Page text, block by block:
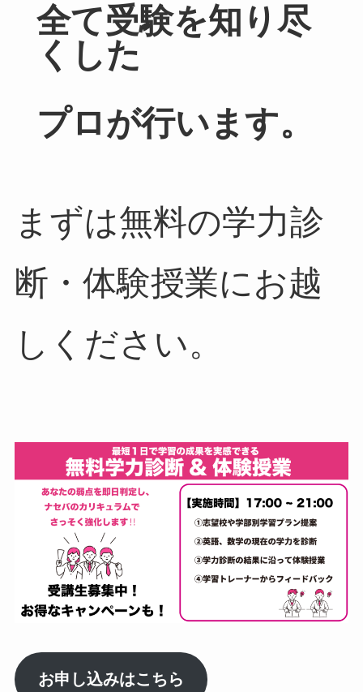
全て受験を知り尽
くした
プロが行います。
まずは無料の学力診
断・体験授業にお越
しください。
お申し込みはこちら